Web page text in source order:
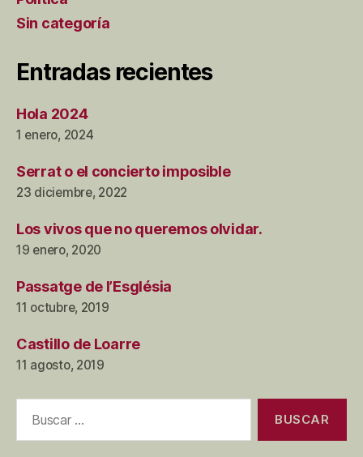
Sin categoría
Entradas recientes
Hola 2024
1 enero, 2024
Serrat o el concierto imposible
23 diciembre, 2022
Los vivos que no queremos olvidar.
19 enero, 2020
Passatge de l’Església
11 octubre, 2019
Castillo de Loarre
11 agosto, 2019